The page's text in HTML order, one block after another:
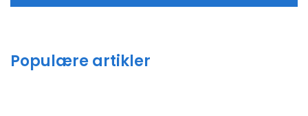
Populære artikler